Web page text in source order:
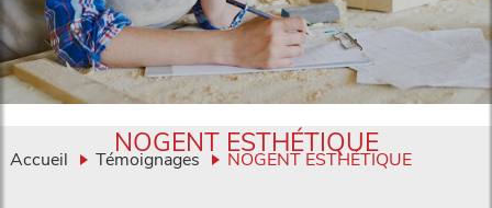
Accueil Témoignages NOGENT ESTHÉTIQUE
NOGENT ESTHÉTIQUE